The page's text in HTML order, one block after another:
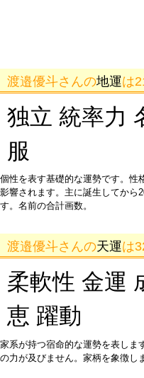
渡邉優斗さんの地運は
独立 統率力
服
個性を表す基礎的な運勢です。性
影響されます。主に誕生してから
す。名前の合計画数。
渡邉優斗さんの天運は
柔軟性 金運
恵 躍動
家系が持つ宿命的な運勢を表しま
の力が及びません。家柄を象徴し